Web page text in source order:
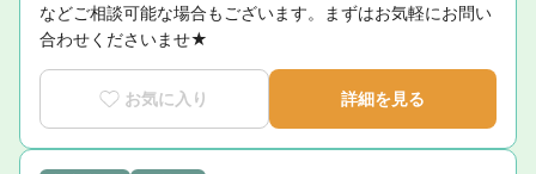
などご相談可能な場合もございます。まずはお気軽にお問い
合わせくださいませ★
お気に入り 詳細を見る